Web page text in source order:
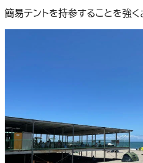
簡易テントを持参することを強く